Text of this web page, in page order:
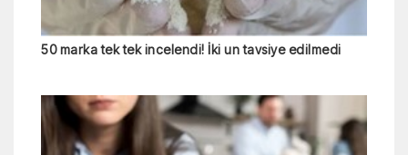
50 marka tek tek incelendi! İki un tavsiye edilmedi